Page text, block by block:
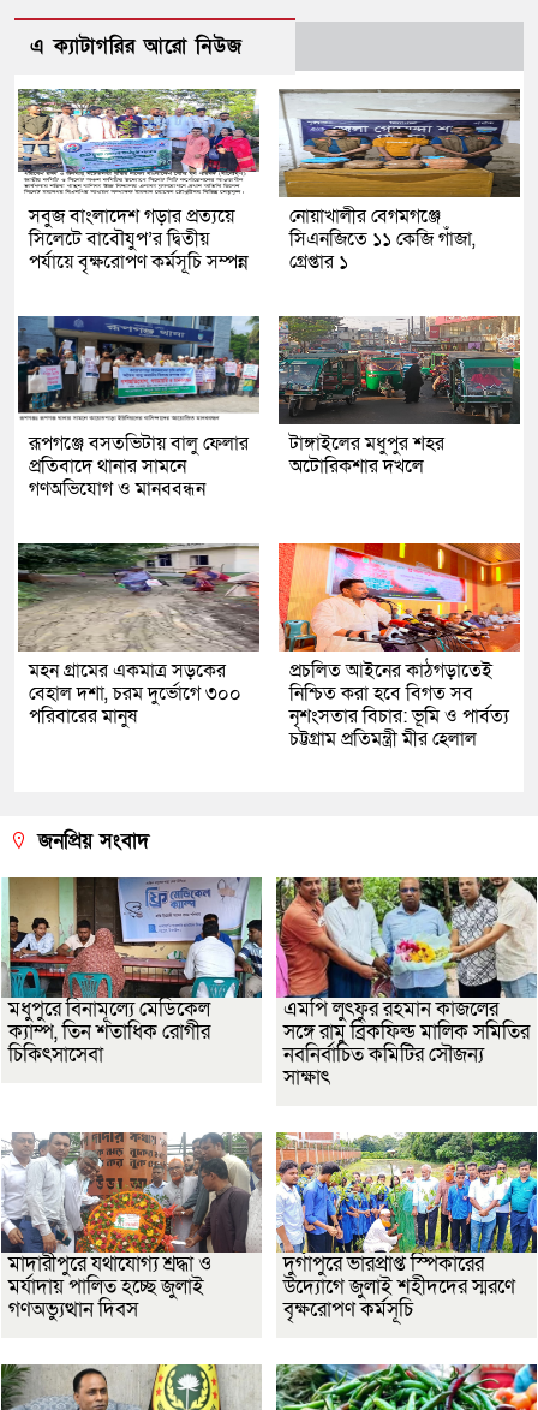
এ ক্যাটাগরির আরো নিউজ
সবুজ বাংলাদেশ গড়ার প্রত্যয়ে
সিলেটে বাবৌযুপ’র দ্বিতীয়
পর্যায়ে বৃক্ষরোপণ কর্মসূচি সম্পন্ন
নোয়াখালীর বেগমগঞ্জে
সিএনজিতে ১১ কেজি গাঁজা,
গ্রেপ্তার ১
রূপগঞ্জে বসতভিটায় বালু ফেলার
প্রতিবাদে থানার সামনে
গণঅভিযোগ ও মানববন্ধন
টাঙ্গাইলের মধুপুর শহর
অটোরিকশার দখলে
মহন গ্রামের একমাত্র সড়কের
বেহাল দশা, চরম দুর্ভোগে ৩০০
পরিবারের মানুষ
প্রচলিত আইনের কাঠগড়াতেই
নিশ্চিত করা হবে বিগত সব
নৃশংসতার বিচার: ভূমি ও পার্বত্য
চট্টগ্রাম প্রতিমন্ত্রী মীর হেলাল
জনপ্রিয় সংবাদ
মধুপুরে বিনামূল্যে মেডিকেল
ক্যাম্প, তিন শতাধিক রোগীর
চিকিৎসাসেবা
এমপি লুৎফুর রহমান কাজলের
সঙ্গে রামু ব্রিকফিল্ড মালিক সমিতির
নবনির্বাচিত কমিটির সৌজন্য
সাক্ষাৎ
মাদারীপুরে যথাযোগ্য শ্রদ্ধা ও
মর্যাদায় পালিত হচ্ছে জুলাই
গণঅভ্যুত্থান দিবস
দুর্গাপুরে ভারপ্রাপ্ত স্পিকারের
উদ্যোগে জুলাই শহীদদের স্মরণে
বৃক্ষরোপণ কর্মসূচি